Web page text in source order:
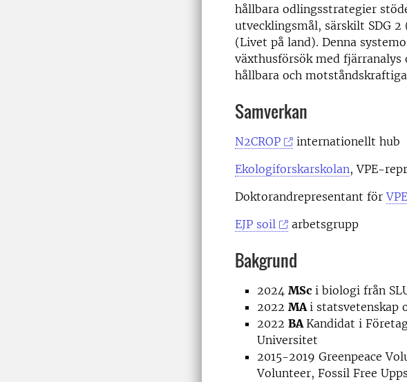
hållbara odlingsstrategier
utvecklingsmål, särskilt SDG 2
(Livet på land). Denna
växthusförsök med
hållbara och
Samverkan
N2CROP
internationellt hub
Ekologiforskarskolan, VPE-
Doktorandrepresentant för
EJP soil
arbetsgrupp
Bakgrund
2024 MSc i biologi från
2022 MAi statsvetenskap
2022 BAKandidat i
Universitet
2015-2019 Greenpeace
Volunteer, Fossil Free